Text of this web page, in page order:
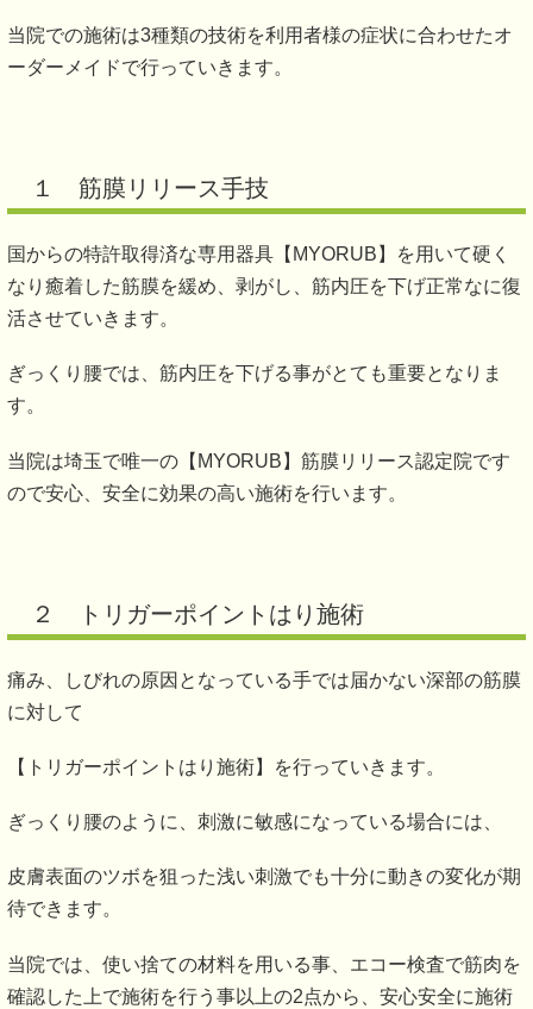
当院での施術は3種類の技術を利用者様の症状に合わせたオ
ーダーメイドで行っていきます。
１ 筋膜リリース手技
国からの特許取得済な専用器具【MYORUB】を用いて硬く
なり癒着した筋膜を緩め、剥がし、筋内圧を下げ正常なに復
活させていきます。
ぎっくり腰では、筋内圧を下げる事がとても重要となりま
す。
当院は埼玉で唯一の【MYORUB】筋膜リリース認定院です
ので安心、安全に効果の高い施術を行います。
２ トリガーポイントはり施術
痛み、しびれの原因となっている手では届かない深部の筋膜
に対して
【トリガーポイントはり施術】を行っていきます。
ぎっくり腰のように、刺激に敏感になっている場合には、
皮膚表面のツボを狙った浅い刺激でも十分に動きの変化が期
待できます。
当院では、使い捨ての材料を用いる事、エコー検査で筋肉を
確認した上で施術を行う事以上の2点から、安心安全に施術